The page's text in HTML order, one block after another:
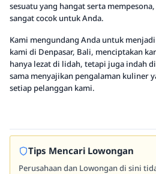
sesuatu yang hangat serta
sangat cocok untuk Anda.
Kami mengundang Anda untuk
kami di Denpasar, Bali, menciptakan
hanya lezat di lidah, tetapi juga indah
sama menyajikan pengalaman kuliner
setiap pelanggan kami.
Tips Mencari Lowongan
Perusahaan dan Lowongan di sini